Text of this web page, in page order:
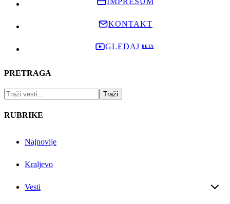
KONTAKT
GLEDAJ
PRETRAGA
RUBRIKE
Najnovije
Kraljevo
Vesti